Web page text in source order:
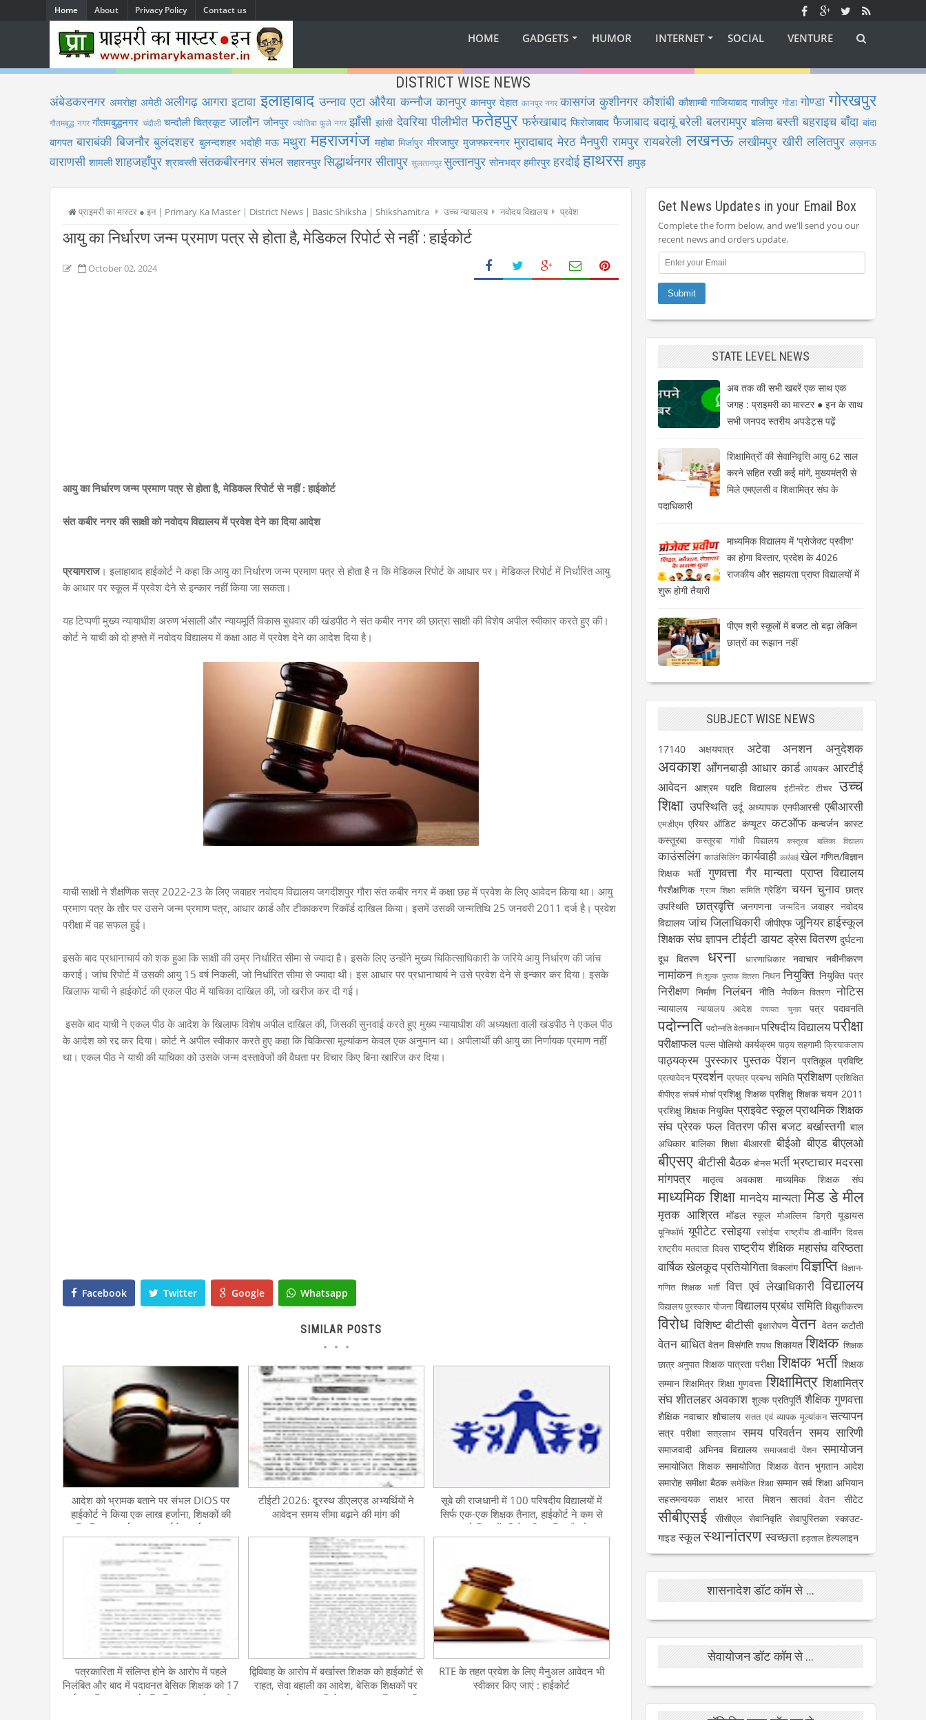
Home About Privacy Policy Contact us
HOME GADGETS HUMOR INTERNET SOCIAL VENTURE
DISTRICT WISE NEWS
अंबेडकरनगर अमरोहा अमेठी अलीगढ़ आगरा इटावा इलाहाबाद उन्नाव एटा औरैया कन्नौज कानपुर कानपुर देहात कानपुर नगर कासगंज कुशीनगर कौशांबी कौशाम्बी गाजियाबाद गाजीपुर गोंडा गोण्डा गोरखपुर
गौतमबुद्ध नगर गौतमबुद्धनगर चंदौली चन्दौली चित्रकूट जालौन जौनपुर ज्योतिबा फुले नगर झाँसी झांसी देवरिया पीलीभीत फतेहपुर फर्रुखाबाद फिरोजाबाद फैजाबाद बदायूं बरेली बलरामपुर बलिया बस्ती बहराइच बाँदा बांदा
बागपत बाराबंकी बिजनौर बुलंदशहर बुलन्दशहर भदोही मऊ मथुरा महराजगंज महोबा मिर्जापुर मीरजापुर मुजफ्फरनगर मुरादाबाद मेरठ मैनपुरी रामपुर रायबरेली लखनऊ लखीमपुर खीरी ललितपुर लख़नऊ
वाराणसी शामली शाहजहाँपुर श्रावस्ती संतकबीरनगर संभल सहारनपुर सिद्धार्थनगर सीतापुर सुलतानपुरसुल्तानपुर सोनभद्र हमीरपुर हरदोई हाथरस हापुड़
प्राइमरी का मास्टर ● इन | Primary Ka Master | District News | Basic Shiksha | Shikshamitra उच्च न्यायालय नवोदय विद्यालय प्रवेश
आयु का निर्धारण जन्म प्रमाण पत्र से होता है, मेडिकल रिपोर्ट से नहीं : हाईकोर्ट
October 02, 2024
आयु का निर्धारण जन्म प्रमाण पत्र से होता है, मेडिकल रिपोर्ट से नहीं : हाईकोर्ट
संत कबीर नगर की साक्षी को नवोदय विद्यालय में प्रवेश देने का दिया आदेश
प्रयागराज। इलाहाबाद हाईकोर्ट ने कहा कि आयु का निर्धारण जन्म प्रमाण पत्र से होता है न कि मेडिकल रिपोर्ट के आधार पर। मेडिकल रिपोर्ट में निर्धारित आयु
के आधार पर स्कूल में प्रवेश देने से इन्कार नहीं किया जा सकता।
यह टिप्पणी मुख्य न्यायाधीश अरुण भंसाली और न्यायमूर्ति विकास बुधवार की खंडपीठ ने संत कबीर नगर की छात्रा साक्षी की विशेष अपील स्वीकार करते हुए की।
कोर्ट ने याची को दो हफ्ते में नवोदय विद्यालय में कक्षा आठ में प्रवेश देने का आदेश दिया है।
याची साक्षी ने शैक्षणिक सत्र 2022-23 के लिए जवाहर नवोदय विद्यालय जगदीशपुर गौरा संत कबीर नगर में कक्षा छह में प्रवेश के लिए आवेदन किया था। आयु
प्रमाण पत्र के तौर पर उसने जन्म प्रमाण पत्र, आधार कार्ड और टीकाकरण रिकॉर्ड दाखिल किया। इसमें उसकी जन्मतिथि 25 जनवरी 2011 दर्ज है। प्रवेश
परीक्षा में वह सफल हुई।
इसके बाद प्रधानाचार्य को शक हुआ कि साक्षी की उम्र निर्धारित सीमा से ज्यादा है। इसके लिए उन्होंने मुख्य चिकित्साधिकारी के जरिये आयु निर्धारण की जांच
कराई। जांच रिपोर्ट में उसकी आयु 15 वर्ष निकली, जो निर्धारित सीमा से ज्यादा थी। इस आधार पर प्रधानाचार्य ने उसे प्रवेश देने से इन्कार कर दिया। इसके
खिलाफ याची ने हाईकोर्ट की एकल पीठ में याचिका दाखिल की, जो खरीज कर दी गई।
इसके बाद याची ने एकल पीठ के आदेश के खिलाफ विशेष अपील दाखिल की, जिसकी सुनवाई करते हुए मुख्य न्यायाधीश की अध्यक्षता वाली खंडपीठ ने एकल पीठ
के आदेश को रद्द कर दिया। कोर्ट ने अपील स्वीकार करते हुए कहा कि चिकित्सा मूल्यांकन केवल एक अनुमान था। अपीलार्थी की आयु का निर्णायक प्रमाण नहीं
था। एकल पीठ ने याची की याचिका को उसके जन्म दस्तावेजों की वैधता पर विचार किए बिना खारिज कर दिया।
Facebook Twitter Google Whatsapp
SIMILAR POSTS
आदेश को भ्रामक बताने पर संभल DIOS पर
हाईकोर्ट ने किया एक लाख हर्जाना, शिक्षकों की
नियुक्ति व तदर्थ प्रधानाचार्य के कार्यभार का
मामला, निजी वेतन से करना होगा भुगतान
टीईटी 2026: दूरस्थ डीएलएड अभ्यर्थियों ने
आवेदन समय सीमा बढ़ाने की मांग की
सूबे की राजधानी में 100 परिषदीय विद्यालयों में
सिर्फ एक-एक शिक्षक तैनात, हाईकोर्ट ने कम से
कम दो शिक्षकों की तैनाती पर दिया है जोर
पत्रकारिता में संलिप्त होने के आरोप में पहले
निलंबित और बाद में पदावनत बेसिक शिक्षक को 17
वर्ष बाद मिला न्याय, सेवानिवृत्ति तक का वेतन और
द्विविवाह के आरोप में बर्खास्त शिक्षक को हाईकोर्ट से
राहत, सेवा बहाली का आदेश, बेसिक शिक्षकों पर
उत्तर प्रदेश सरकारी सेवक आचरण नियमावली
RTE के तहत प्रवेश के लिए मैनुअल आवेदन भी
स्वीकार किए जाएं : हाईकोर्ट
Get News Updates in your Email Box
Complete the form below, and we'll send you our
recent news and orders update.
STATE LEVEL NEWS
अब तक की सभी खबरें एक साथ एक
जगह : प्राइमरी का मास्टर ● इन के साथ
सभी जनपद स्तरीय अपडेट्स पढ़ें
शिक्षामित्रों की सेवानिवृत्ति आयु 62 साल
करने सहित रखी कई मांगें, मुख्यमंत्री से
मिले एमएलसी व शिक्षामित्र संघ के
पदाधिकारी
माध्यमिक विद्यालय में 'प्रोजेक्ट प्रवीण'
का होगा विस्तार, प्रदेश के 4026
राजकीय और सहायता प्राप्त विद्यालयों में
शुरू होगी तैयारी
पीएम श्री स्कूलों में बजट तो बढ़ा लेकिन
छात्रों का रूझान नहीं
SUBJECT WISE NEWS
17140 अक्षयपात्र अटेवा अनशन अनुदेशक
अवकाश आँगनबाड़ी आधार कार्ड आयकर आरटीई
आवेदन आश्रम पद्दति विद्यालय इंटीनरेंट टीचर उच्च
शिक्षा उपस्थिति उर्दू अध्यापक एनपीआरसी एबीआरसी
एमडीएम एरियर ऑडिट कंप्यूटर कटऑफ कन्वर्जन कास्ट
कस्तूरबा
कस्तूरबा गांधी विद्यालय कस्तूरबा बालिका विद्यालय
काउंसलिंग काउंसिलिंग कार्यवाही कार्रवाई खेल गणित/विज्ञान
शिक्षक भर्ती
गुणवत्ता गैर मान्यता प्राप्त विद्यालय
गैरशैक्षणिक ग्राम शिक्षा समिति ग्रेडिंग चयन चुनाव छात्र
उपस्थिति छात्रवृत्ति जनगणना जन्मदिन जवाहर नवोदय
विद्यालय जांच जिलाधिकारी जीपीएफ जूनियर हाईस्कूल
शिक्षक संघ ज्ञापन टीईटी डायट ड्रेस वितरण दुर्घटना
दूध वितरण
धरना धारणाधिकार नवाचार नवीनीकरण
नामांकन निःशुल्क पुस्तक वितरण निधन नियुक्ति नियुक्ति पत्र
निरीक्षण निर्माण निलंबन नीति नैपकिन वितरण नोटिस
न्यायालय न्यायालय आदेश पंचायत चुनाव पत्र पदावनति
पदोन्नति पदोन्नति वेतनमानपरिषदीय विद्यालयपरीक्षा
परीक्षाफल पल्स पोलियो कार्यक्रम पाठ्य सहगामी क्रियाकलाप
पाठ्यक्रम पुरस्कार पुस्तक पेंशन प्रतिकूल प्रविष्टि
प्रत्यावेदन प्रदर्शन प्रपत्र प्रबन्ध समिति प्रशिक्षण प्रशिक्षित
बीपीएड संघर्ष मोर्चा प्रशिक्षु शिक्षक प्रशिक्षु शिक्षक चयन 2011
प्रशिक्षु शिक्षक नियुक्ति प्राइवेट स्कूलप्राथमिक शिक्षक
संघ प्रेरक फल वितरण फीस बजट बर्खास्तगी बाल
अधिकार बालिका शिक्षा बीआरसी बीईओ बीएड बीएलओ
बीएसए बीटीसी बैठक बोनस भर्ती भ्रष्टाचार मदरसा
मांगपत्र
मातृत्व अवकाश माध्यमिक शिक्षक संघ
माध्यमिक शिक्षा मानदेय मान्यता मिड डे मील
मृतक आश्रित मॉडल स्कूल मोअल्लिम डिग्री यूडायस
यूनिफॉर्म यूपीटेट रसोइया रसोईया राष्ट्रीय डी-वार्मिंग दिवस
राष्ट्रीय मतदाता दिवस राष्ट्रीय शैक्षिक महासंघ वरिष्ठता
वार्षिक खेलकूद प्रतियोगिता विकलांग विज्ञप्ति विज्ञान-
गणित शिक्षक भर्ती वित्त एवं लेखाधिकारी विद्यालय
विद्यालय पुरस्कार योजनाविद्यालय प्रबंध समिति विद्युतीकरण
विरोध विशिष्ट बीटीसी वृक्षारोपण वेतन वेतन कटौती
वेतन बाधित वेतन विसंगति शपथ शिकायत शिक्षक शिक्षक
छात्र अनुपात शिक्षक पात्रता परीक्षा शिक्षक भर्ती शिक्षक
सम्मान शिक्षमित्र शिक्षा गुणवत्ता शिक्षामित्र शिक्षामित्र
संघ शीतलहर अवकाश शुल्क प्रतिपूर्ति शैक्षिक गुणवत्ता
शैक्षिक नवाचार शौचालय सतत एवं व्यापक मूल्यांकन सत्यापन
सत्र परीक्षा सत्रलाभ समय परिवर्तन समय सारिणी
समाजवादी अभिनव विद्यालय समाजवादी पेंशन समायोजन
समायोजित शिक्षक समायोजित शिक्षक वेतन भुगतान आदेश
समारोह समीक्षा बैठक समेकित शिक्षा सम्मान सर्व शिक्षा अभियान
सहसमन्वयक
साक्षर भारत मिशन सातवां वेतन सीटेट
सीबीएसई सीसीएल सेवानिवृति सेवापुस्तिका स्काउट-
गाइड स्कूलस्थानांतरण स्वच्छता हड़तालहेल्पलाइन
शासनादेश डॉट कॉम से ...
सेवायोजन डॉट कॉम से ...